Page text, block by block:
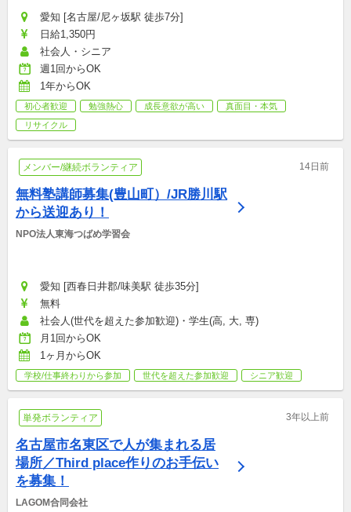
愛知 [名古屋/尼ヶ坂駅 徒歩7分]
日給1,350円
社会人・シニア
週1回からOK
1年からOK
初心者歓迎 勉強熱心 成長意欲が高い
真面目・本気
リサイクル
メンバー/継続ボランティア 14日前
無料塾講師募集(豊山町）/JR勝川駅
から送迎あり！
NPO法人東海つばめ学習会
愛知 [西春日井郡/味美駅 徒歩35分]
無料
社会人(世代を超えた参加歓迎)・学生(高, 大, 専)
月1回からOK
1ヶ月からOK
学校/仕事終わりから参加 世代を超えた参加歓迎 シニア歓迎
単発ボランティア 3年以上前
名古屋市名東区で人が集まれる居
場所／Third place作りのお手伝い
を募集！
LAGOM合同会社